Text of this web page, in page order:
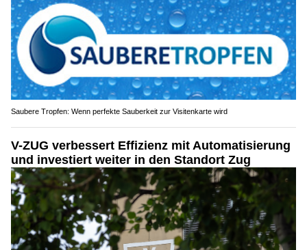
Saubere Tropfen: Wenn perfekte Sauberkeit zur Visitenkarte wird
V-ZUG verbessert Effizienz mit Automatisierung
und investiert weiter in den Standort Zug